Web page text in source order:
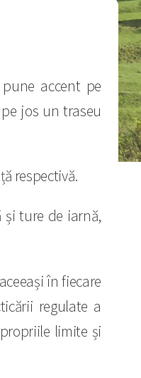
accent pe
jos un traseu
respectivă.
ture de iarnă,
în fiecare
regulate a
limite și